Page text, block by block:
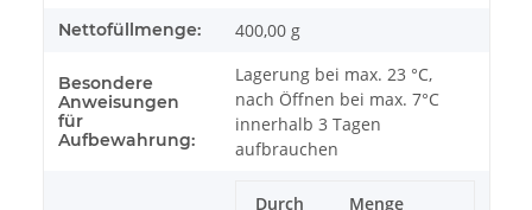
Nettofüllmenge: 400,00 g
Besondere
Anweisungen
für
Aufbewahrung:
Lagerung bei max. 23 °C,
nach Öffnen bei max. 7°C
innerhalb 3 Tagen
aufbrauchen
Durch Menge